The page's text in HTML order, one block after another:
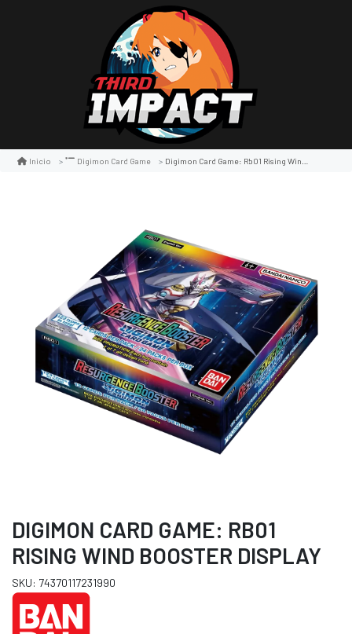
Inicio Digimon Card Game Digimon Card Game: Rb01 Rising Wind Booster Display
DIGIMON CARD GAME: RB01
RISING WIND BOOSTER DISPLAY
SKU: 74370117231990